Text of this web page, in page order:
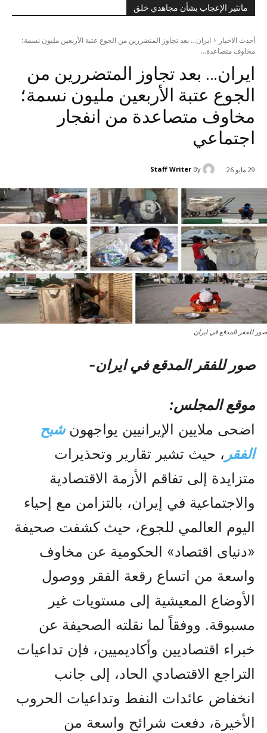
ماتثير الإعجاب بشأن مجاهدي خلق
أحدث الاخبار
ایران... بعد تجاوز المتضررين من الجوع عتبة الأربعين مليون نسمة؛
مخاوف متصاعدة...
ایران… بعد تجاوز المتضررين من
الجوع عتبة الأربعين مليون نسمة؛
مخاوف متصاعدة من انفجار
اجتماعي
29 مايو 26 By
Staff Writer
صور للفقر المدقع في ایران
صور للفقر المدقع في ایران-
موقع المجلس:
اضحی ملايين الإيرانيين يواجهونشبح
الفقر ، حیث تشير تقارير وتحذيرات
متزايدة إلى تفاقم الأزمة الاقتصادية
والاجتماعية في إيران، بالتزامن مع إحياء
اليوم العالمي للجوع، حيث كشفت صحيفة
«دنيای اقتصاد» الحكومية عن مخاوف
واسعة من اتساع رقعة الفقر ووصول
الأوضاع المعيشية إلى مستويات غير
مسبوقة. ووفقاً لما نقلته الصحيفة عن
خبراء اقتصاديين وأكاديميين، فإن تداعيات
التراجع الاقتصادي الحاد، إلى جانب
انخفاض عائدات النفط وتداعيات الحروب
الأخيرة، دفعت شرائح واسعة من